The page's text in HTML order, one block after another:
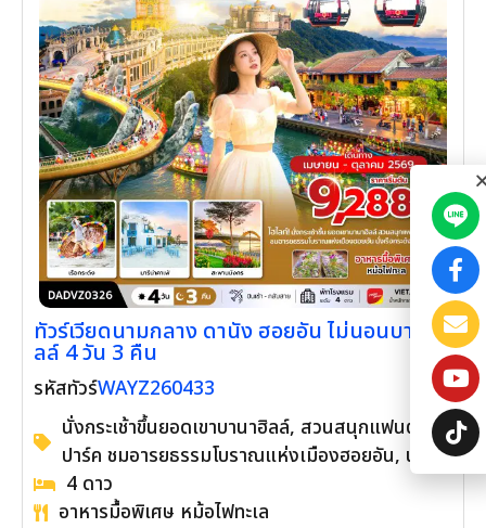
ทัวร์เวียดนามกลาง ดานัง ฮอยอัน ไม่นอนบานาฮิ
ลล์ 4 วัน 3 คืน
รหัสทัวร์WAYZ260433
นั่งกระเช้าขึ้นยอดเขาบานาฮิลล์, สวนสนุกแฟนตาซี
ปาร์ค ชมอารยธรรมโบราณแห่งเมืองฮอยอัน, นั่ง
เรือกระด้ง สุดตื่นเต้น มารีน่าคาเฟ่, สะพานมังกร
4 ดาว
อาหารมื้อพิเศษ หม้อไฟทะเล